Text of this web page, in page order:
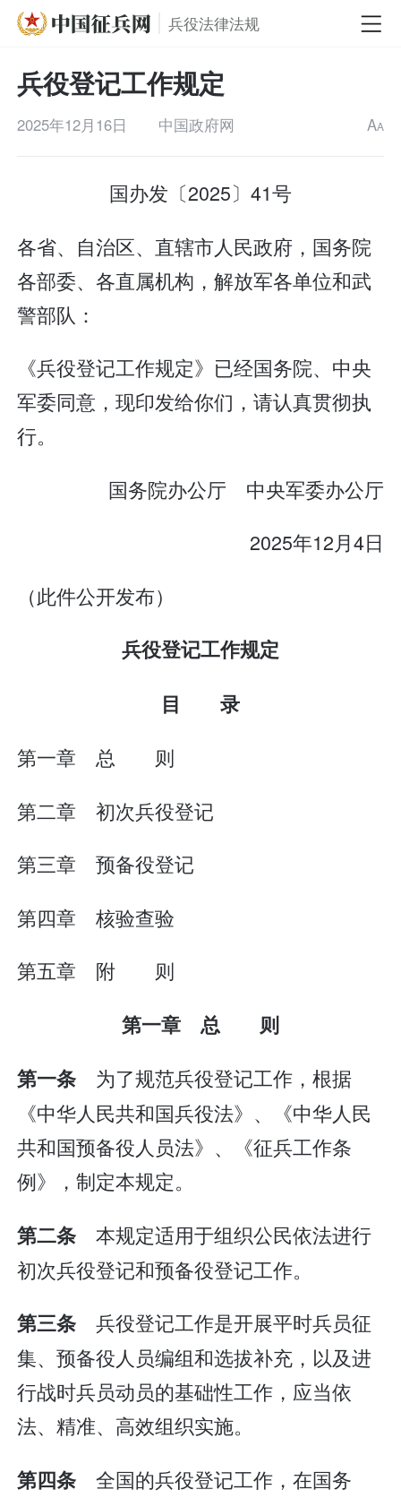
兵役法律法规
兵役登记工作规定
2025年12月16日 中国政府网 AA
国办发〔2025〕41号
各省、自治区、直辖市人民政府，国务院
各部委、各直属机构，解放军各单位和武
警部队：
《兵役登记工作规定》已经国务院、中央
军委同意，现印发给你们，请认真贯彻执
行。
国务院办公厅 中央军委办公厅
2025年12月4日
（此件公开发布）
兵役登记工作规定
目 录
第一章 总 则
第二章 初次兵役登记
第三章 预备役登记
第四章 核验查验
第五章 附 则
第一章 总 则
第一条 为了规范兵役登记工作，根据
《中华人民共和国兵役法》、《中华人民
共和国预备役人员法》、《征兵工作条
例》，制定本规定。
第二条本规定适用于组织公民依法进行
初次兵役登记和预备役登记工作。
第三条兵役登记工作是开展平时兵员征
集、预备役人员编组和选拔补充，以及进
行战时兵员动员的基础性工作，应当依
法、精准、高效组织实施。
第四条全国的兵役登记工作，在国务